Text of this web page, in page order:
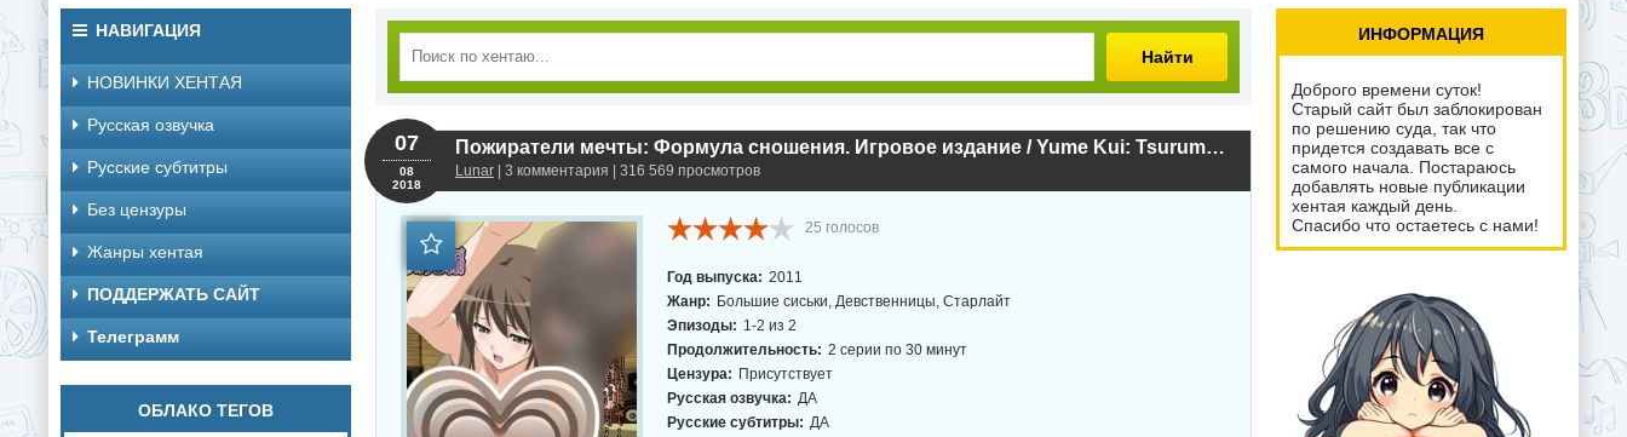
Найти
Пожиратели мечты: Формула сношения. Игровое издание / Yume Kui: Tsurumiku Shiki Game Seisaku (2011г.)
Lunar | 3 комментария | 316 569 просмотров
07
08
2018
25 голосов
Год выпуска: 2011
Жанр: Большие сиськи, Девственницы, Старлайт
Эпизоды: 1-2 из 2
Продолжительность: 2 серии по 30 минут
Цензура: Присутствует
Русская озвучка: ДА
Русские субтитры: ДА
НАВИГАЦИЯ
НОВИНКИ ХЕНТАЯ
Русская озвучка
Русские субтитры
Без цензуры
Жанры хентая
ПОДДЕРЖАТЬ САЙТ
Телеграмм
ОБЛАКО ТЕГОВ
ИНФОРМАЦИЯ
Доброго времени суток!
Старый сайт был заблокирован
по решению суда, так что
придется создавать все с
самого начала. Постараюсь
добавлять новые публикации
хентая каждый день.
Спасибо что остаетесь с нами!